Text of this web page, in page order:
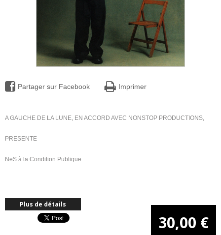
Partager sur Facebook Imprimer
A GAUCHE DE LA LUNE, EN ACCORD AVEC NONSTOP PRODUCTIONS,
PRESENTE
NeS à la Condition Publique
Plus de détails
30,00 €